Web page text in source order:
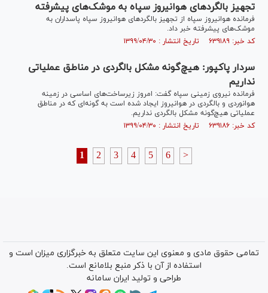
تجهیز بالگرد‌های هوانیروز سپاه به موشک‌های پیشرفته
فرمانده هوانیروز سپاه از تجهیز بالگردهای هوانیروز سپاه پاسداران به
موشک‌های پیشرفته خبر داد.
کد خبر: ۶۳۹۱۸۹ تاریخ انتشار : ۱۳۹۹/۰۴/۳۰
سردار پاکپور: هیچ‌گونه مشکل بالگردی در مناطق عملیاتی
نداریم
فرمانده نیروی زمینی سپاه گفت: امروز زیرساخت‌های اساسی در زمینه
هوانوردی و بالگردی در هوانیروز ایجاد شده است به گونه‌ای که در مناطق
عملیاتی هیچ‌گونه مشکل بالگردی نداریم.
کد خبر: ۶۳۹۱۸۶ تاریخ انتشار : ۱۳۹۹/۰۴/۳۰
1 2 3 4 5 6 >
تمامی حقوق مادی و معنوی این سایت متعلق به خبرگزاری میزان است و
استفاده از آن با ذکر منبع بلامانع است.
طراحی و تولید ایران سامانه